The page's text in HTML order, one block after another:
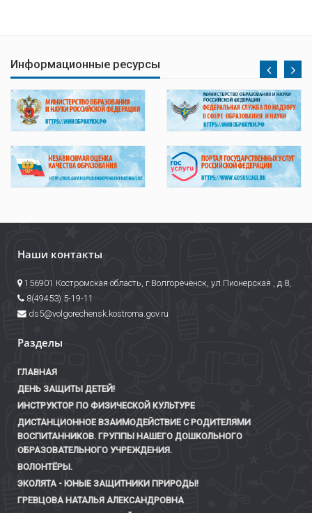
Информационные ресурсы
Наши контакты
156901 Костромская область, г.Волгореченск, ул.Пионерская , д.8,
8(49453) 5-19-11
ds5@volgorechensk.kostroma.gov.ru
Разделы
ГЛАВНАЯ
ДЕНЬ ЗАЩИТЫ ДЕТЕЙ!
ИНСТРУКТОР ПО ФИЗИЧЕСКОЙ КУЛЬТУРЕ
ДИСТАНЦИОННОЕ ВЗАИМОДЕЙСТВИЕ С РОДИТЕЛЯМИ
ВОСПИТАННИКОВ. ГРУППЫ НАШЕГО ДОШКОЛЬНОГО
ОБРАЗОВАТЕЛЬНОГО УЧРЕЖДЕНИЯ.
ВОЛОНТЁРЫ.
ЭКОЛЯТА - ЮНЫЕ ЗАЩИТНИКИ ПРИРОДЫ!
ГРЕВЦОВА НАТАЛЬЯ АЛЕКСАНДРОВНА